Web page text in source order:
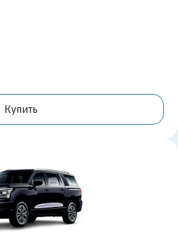
Купить